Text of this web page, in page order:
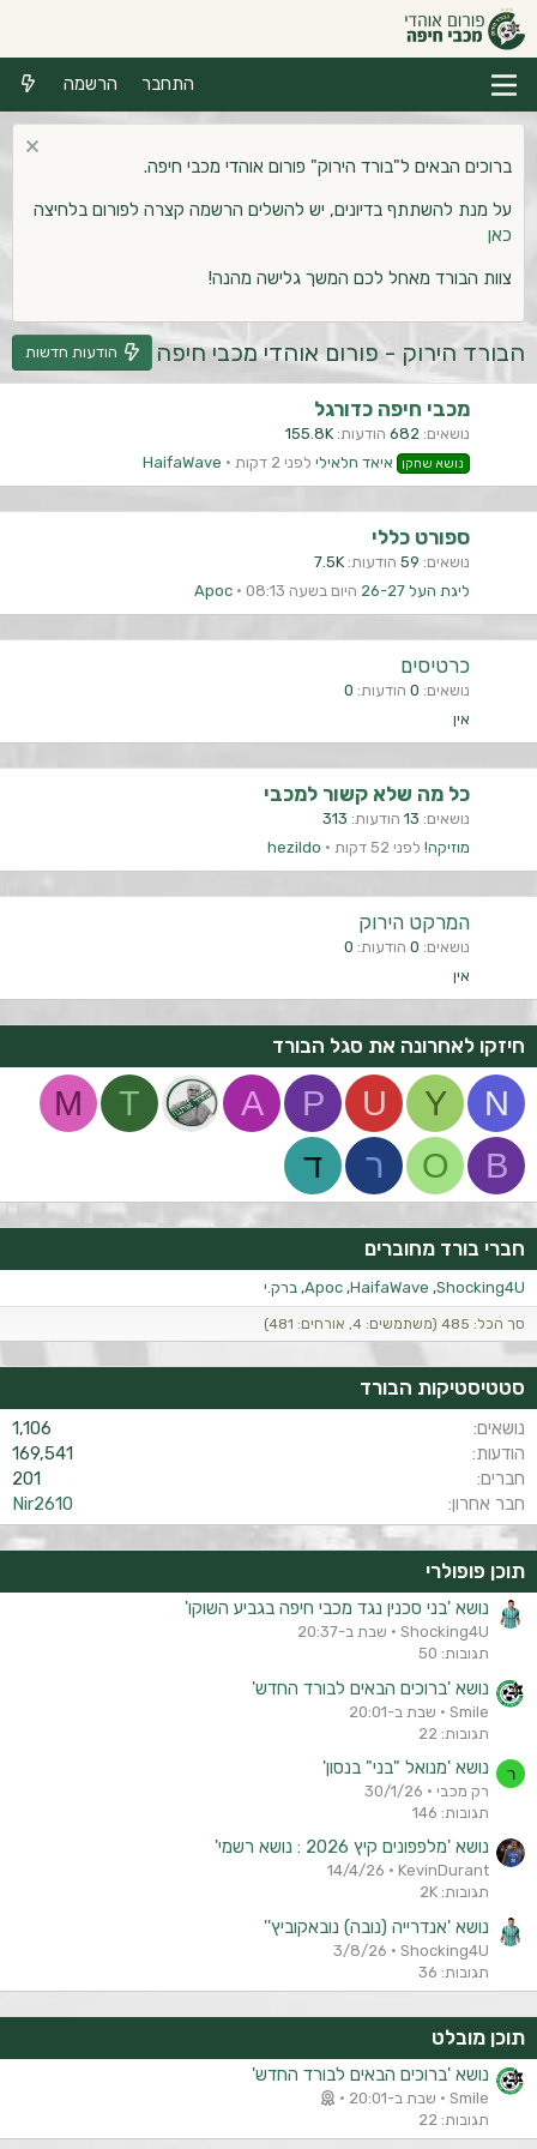
התחבר הרשמה
ברוכים הבאים ל"בורד הירוק" פורום אוהדי מכבי חיפה.
על מנת להשתתף בדיונים, יש להשלים הרשמה קצרה לפורום בלחיצה
כאן
צוות הבורד מאחל לכם המשך גלישה מהנה!
הבורד הירוק - פורום אוהדי מכבי חיפה הודעות חדשות
מכבי חיפה כדורגל
נושאים 682 הודעות 155.8K
נושא שחקן איאד חלאילי לפני 2 דקות HaifaWave
ספורט כללי
נושאים 59 הודעות 7.5K
ליגת העל 26-27
היום בשעה 08:13 Apoc
כרטיסים
נושאים 0 הודעות 0
אין
כל מה שלא קשור למכבי
נושאים 13 הודעות 313
מוזיקה! לפני 52 דקות hezildo
המרקט הירוק
נושאים 0 הודעות 0
אין
חיזקו לאחרונה את סגל הבורד
N
Y
U
P
A
T
M
B
O ר ד
חברי בורד מחוברים
Shocking4U
HaifaWave
Apoc ברק.י
סך הכל: 485 (משתמשים: 4, אורחים: 481)
סטטיסטיקות הבורד
נושאים
1,106
הודעות
169,541
חברים
201
חבר אחרון
Nir2610
תוכן פופולרי
נושא 'בני סכנין נגד מכבי חיפה בגביע השוקו'
Shocking4U
שבת ב-20:37
תגובות: 50
נושא 'ברוכים הבאים לבורד החדש'
Smile
שבת ב-20:01
תגובות: 22
ר נושא 'מנואל "בני" בנסון'
רק מכבי
30/1/26
תגובות: 146
נושא 'מלפפונים קיץ 2026 : נושא רשמי'
KevinDurant
14/4/26
תגובות: 2K
נושא 'אנדרייה (נובה) נובאקוביץ''
Shocking4U
3/8/26
תגובות: 36
תוכן מובלט
נושא 'ברוכים הבאים לבורד החדש'
Smile
שבת ב-20:01
תגובות: 22